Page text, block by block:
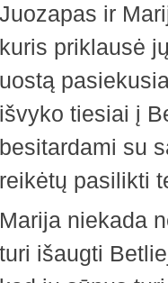
Juozapas ir
kuris priklausė
uostą
išvyko tiesiai į
besitardami su
reikėtų pasilikti
Marija niekada
turi išaugti